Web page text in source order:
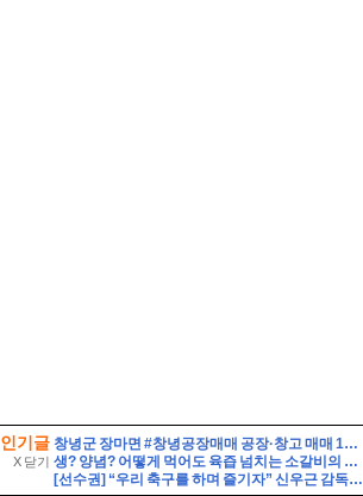
인기글
X 닫기
창녕군 장마면 #창녕공장매매 공장·창고 매매 100000//만원
생? 양념? 어떻게 먹어도 육즙 넘치는 소갈비의 맛! 전국 소갈비 맛집
[선수권] “우리 축구를 하며 즐기자” 신우근 감독이 이끈 우승